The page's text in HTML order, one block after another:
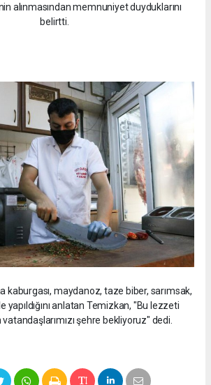
alınmasından memnuniyet duyduklarını
belirtti.
kaburgası, maydanoz, taze biber, sarımsak,
yapıldığını anlatan Temizkan, "Bu lezzeti
şehre bekliyoruz" dedi.